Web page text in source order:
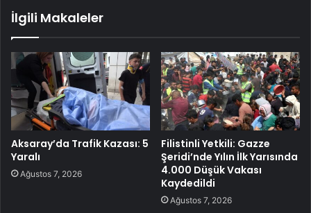
İlgili Makaleler
Aksaray’da Trafik Kazası: 5
Yaralı
Ağustos 7, 2026
Filistinli Yetkili: Gazze
Şeridi’nde Yılın İlk Yarısında
4.000 Düşük Vakası
Kaydedildi
Ağustos 7, 2026